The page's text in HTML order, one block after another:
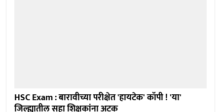
HSC Exam : बारावीच्या परीक्षेत 'हायटेक' कॉपी ! 'या'
जिल्ह्यातील सहा शिक्षकांना अटक